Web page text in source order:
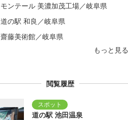
モンテール 美濃加茂工場／岐阜県
道の駅 和良／岐阜県
齋藤美術館／岐阜県
もっと見る
閲覧履歴
道の駅 池田温泉